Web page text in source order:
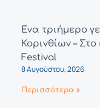
Ένα τριήμερο
Κορινθίων –
Festival
8 Αυγούστου, 2026
Περισσότερα »